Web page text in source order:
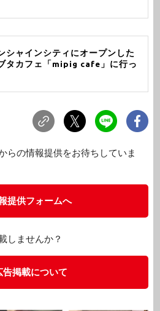
シャインシティにオープンした
タカフェ「mipig cafe」に行っ
らの情報提供をお待ちしていま
提供フォームへ
しませんか？
告掲載について